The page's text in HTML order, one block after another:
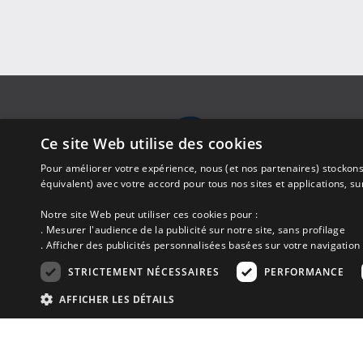
Parc-Penarun / 29900 CONCARNEAU
Ce site Web utilise des cookies
Pour améliorer votre expérience, nous (et nos partenaires)
équivalent) avec votre accord pour tous nos sites et applications,
Notre site Web peut utiliser ces cookies pour :
. Mesurer l'audience de la publicité sur notre site, sans profilage
. Afficher des publicités personnalisées basées sur votre
STRICTEMENT NÉCESSAIRES
PERFORMANCE
AFFICHER LES DÉTAILS